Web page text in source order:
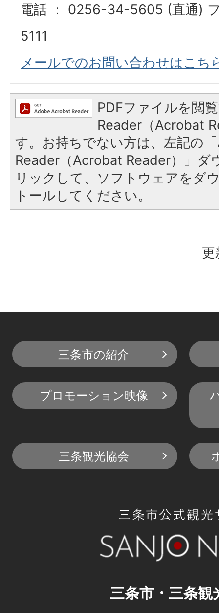
電話 ： 0256-34-5605 (直通)
5111
メールでのお問い合わせはこち
PDFファイルを閲
Reader（Acrobat
す。お持ちでない方は、左記の
Reader（Acrobat Reader）」ダ
リックして、ソフトウェアをダ
トールしてください。
更
三条市の紹介
プロモーション映像
三条観光協会
三条市・三条観